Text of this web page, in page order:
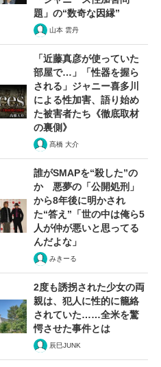
題」の“数奇な因縁”
山本 雲丹
「近藤真彦が使っていた
部屋で…」「性器を握ら
される」ジャニー喜多川
による性加害、語り始め
た被害者たち《徹底取材
の裏側》
髙橋 大介
誰がSMAPを“殺した”の
か 悪夢の「公開処刑」
から8年後に明かされ
た“答え”「世の中は俺ら5
人が仲が悪いと思ってる
んだよな」
みきーる
2度も誘拐された少女の両
親は、犯人に性的に籠絡
されていた……全米を驚
愕させた事件とは
辰巳JUNK